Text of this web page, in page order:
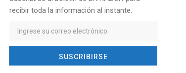
recibir toda la información al instante.